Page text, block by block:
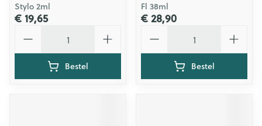
Stylo 2ml
€ 19,65
Bestel
Fl 38ml
€ 28,90
Bestel